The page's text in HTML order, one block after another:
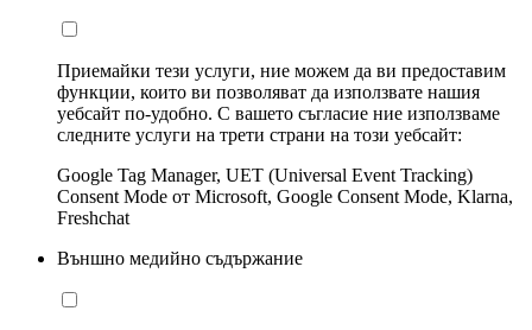
Приемайки тези услуги, ние можем да ви предоставим
функции, които ви позволяват да използвате нашия
уебсайт по-удобно. С вашето съгласие ние използваме
следните услуги на трети страни на този уебсайт:
Google Tag Manager, UET (Universal Event Tracking)
Consent Mode от Microsoft, Google Consent Mode, Klarna,
Freshchat
Външно медийно съдържание